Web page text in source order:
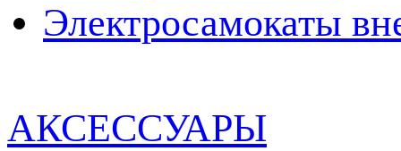
Электросамокаты
АКСЕССУАРЫ